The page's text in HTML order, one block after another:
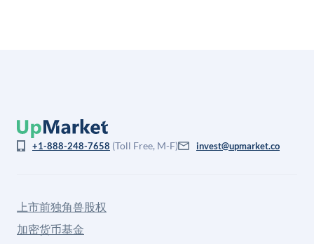
+1-888-248-7658 (Toll Free, M-F) invest@upmarket.co
上市前独角兽股权
加密货币基金